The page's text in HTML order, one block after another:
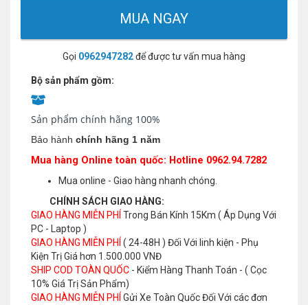
MUA NGAY
Gọi 0962947282để được tư vấn mua hàng
Bộ sản phẩm gồm:
Sản phẩm chính hãng 100%
Bảo hành chính hãng 1 năm
Mua hàng Online toàn quốc: Hotline 0962.94.7282
Mua online - Giao hàng nhanh chóng.
CHÍNH SÁCH GIAO HÀNG:
GIAO HÀNG MIỄN PHÍ Trong Bán Kính 15Km ( Áp Dụng Với
PC - Laptop )
GIAO HÀNG MIỄN PHÍ ( 24-48H ) Đối Với linh kiện - Phụ
Kiện Trị Giá hơn 1.500.000 VNĐ
SHIP COD TOÀN QUỐC - Kiểm Hàng Thanh Toán - ( Cọc
10% Giá Trị Sản Phẩm)
GIAO HÀNG MIỄN PHÍ Gửi Xe Toàn Quốc Đối Với các đơn